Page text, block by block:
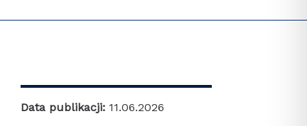
Data publikacji: 11.06.2026